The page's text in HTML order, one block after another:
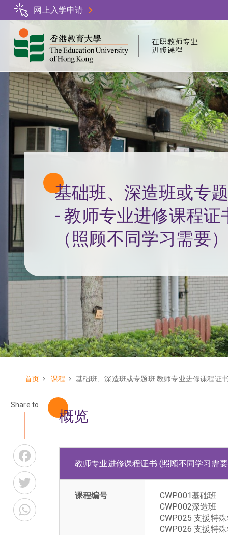
容
网上入学申请
基础班、深造班或专
- 教师专业进修课程证
（照顾不同学习需要
包
首页 课程 基础班、深造班或专题班 教师专业进修课程证
Share to
Twitter
概览
教师专业进修课程证书 (照顾不同学习需
课程编号
CWP001基础班
CWP002深造班
CWP025 支援特
CWP026 支援特